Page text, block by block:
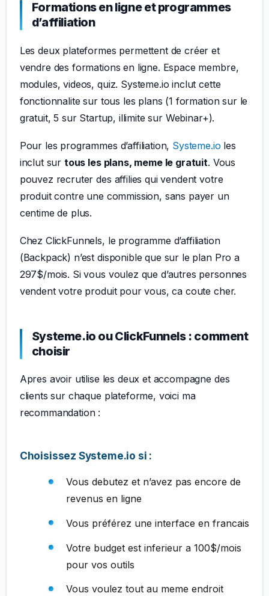
Formations en ligne et programmes
d’affiliation
Les deux plateformes permettent de créer et
vendre des formations en ligne. Espace membre,
modules, videos, quiz. Systeme.io inclut cette
fonctionnalite sur tous les plans (1 formation sur le
gratuit, 5 sur Startup, illimite sur Webinar+).
Pour les programmes d’affiliation, Systeme.io les
inclut sur tous les plans, meme le gratuit. Vous
pouvez recruter des affilies qui vendent votre
produit contre une commission, sans payer un
centime de plus.
Chez ClickFunnels, le programme d’affiliation
(Backpack) n’est disponible que sur le plan Pro a
297$/mois. Si vous voulez que d’autres personnes
vendent votre produit pour vous, ca coute cher.
Systeme.io ou ClickFunnels : comment
choisir
Apres avoir utilise les deux et accompagne des
clients sur chaque plateforme, voici ma
recommandation :
Choisissez Systeme.io si :
Vous debutez et n’avez pas encore de
revenus en ligne
Vous préférez une interface en francais
Votre budget est inferieur a 100$/mois
pour vos outils
Vous voulez tout au meme endroit